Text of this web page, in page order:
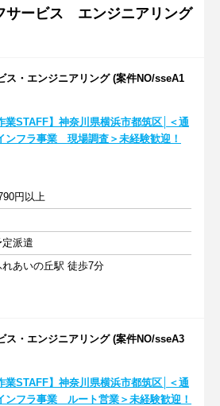
サービス エンジニアリング
ス・エンジニアリング (案件NO/sseA1
業STAFF】神奈川県横浜市都筑区│＜通
ンフラ事業 現場調査＞未経験歓迎！
円以上
派遣
れあいの丘駅 徒歩7分
ス・エンジニアリング (案件NO/sseA3
業STAFF】神奈川県横浜市都筑区│＜通
ンフラ事業 ルート営業＞未経験歓迎！